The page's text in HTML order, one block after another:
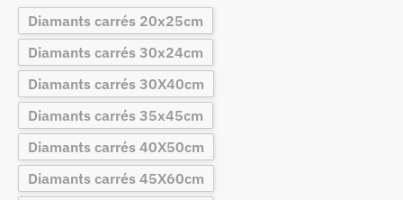
Diamants carrés 20x25cm
Diamants carrés 30x24cm
Diamants carrés 30X40cm
Diamants carrés 35x45cm
Diamants carrés 40X50cm
Diamants carrés 45X60cm